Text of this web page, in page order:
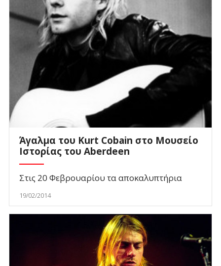
Άγαλμα του Kurt Cobain στο Μουσείο
Ιστορίας του Aberdeen
Στις 20 Φεβρουαρίου τα αποκαλυπτήρια
19/02/2014